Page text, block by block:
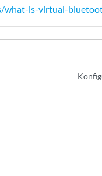
is-virtual-